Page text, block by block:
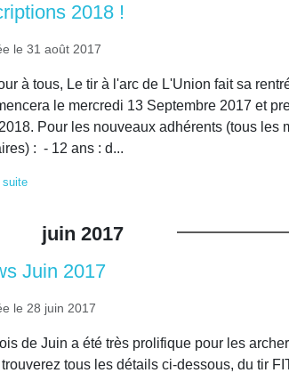
2018 !
le 31 août 2017
à tous, Le tir à l'arc de L'Union fait sa
le mercredi 13 Septembre 2017 et
Pour les nouveaux adhérents (tous les
: - 12 ans : d...
suite
juin 2017
Juin 2017
le 28 juin 2017
de Juin a été très prolifique pour les
tous les détails ci-dessous, du tir